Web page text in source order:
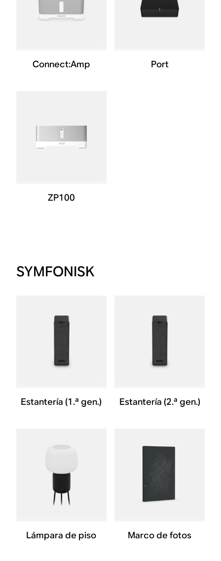
Connect:Amp Port
ZP100
SYMFONISK
Estantería (1.ª gen.) Estantería (2.ª gen.)
Lámpara de piso Marco de fotos